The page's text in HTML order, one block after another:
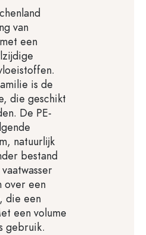
van
een
is de
die geschikt
De PE-
natuurlijk
bestand
over een
die een
een volume
gebruik.